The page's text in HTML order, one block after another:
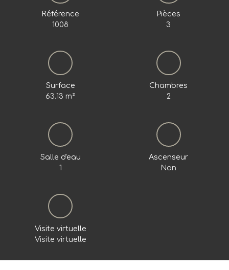
Référence
1008
Pièces
3
Surface
63.13 m²
Chambres
2
Salle d'eau
1
Ascenseur
Non
Visite virtuelle
Visite virtuelle